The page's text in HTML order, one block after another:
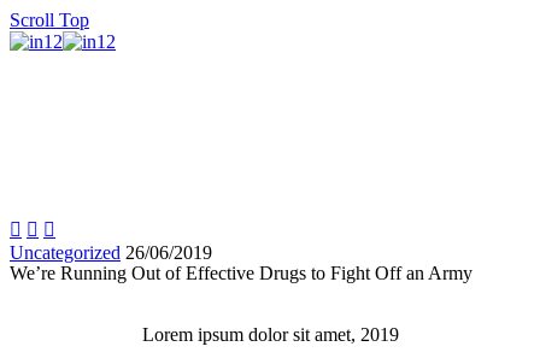
Scroll Top
  
Uncategorized 26/06/2019
We’re Running Out of Effective Drugs to Fight Off an Army
Lorem ipsum dolor sit amet, 2019